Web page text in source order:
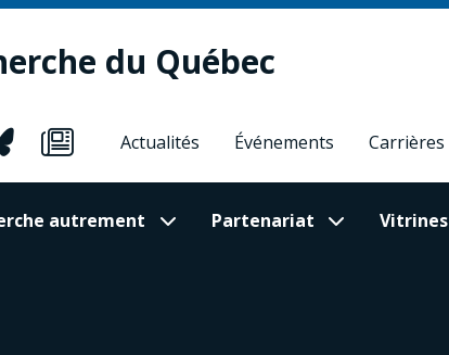
du Québec
Actualités Événements Carrières
autrement Partenariat Vitrines